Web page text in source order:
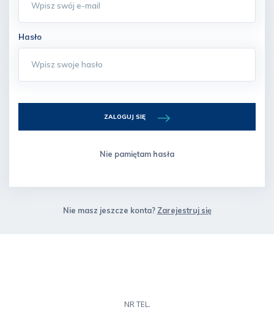
Hasło
ZALOGUJ SIĘ
Nie pamiętam hasła
Nie masz jeszcze konta? Zarejestruj się
NR TEL.